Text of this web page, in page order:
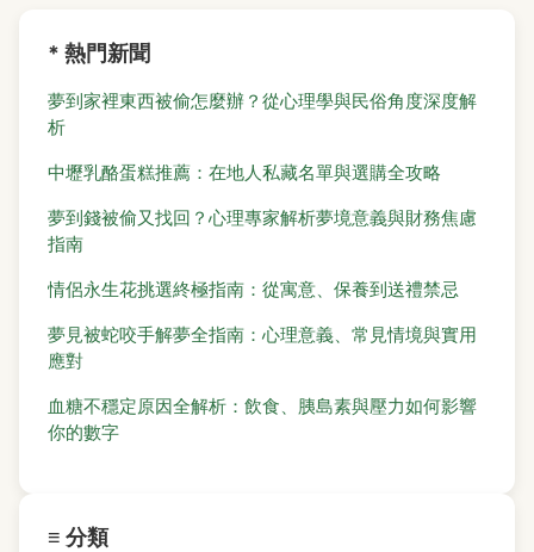
* 熱門新聞
夢到家裡東西被偷怎麼辦？從心理學與民俗角度深度解
析
中壢乳酪蛋糕推薦：在地人私藏名單與選購全攻略
夢到錢被偷又找回？心理專家解析夢境意義與財務焦慮
指南
情侶永生花挑選終極指南：從寓意、保養到送禮禁忌
夢見被蛇咬手解夢全指南：心理意義、常見情境與實用
應對
血糖不穩定原因全解析：飲食、胰島素與壓力如何影響
你的數字
≡ 分類